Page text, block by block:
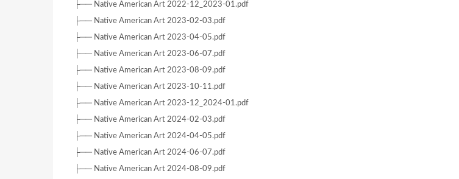
├── Native American Art 2022-12_2023-01.pdf
├── Native American Art 2023-02-03.pdf
├── Native American Art 2023-04-05.pdf
├── Native American Art 2023-06-07.pdf
├── Native American Art 2023-08-09.pdf
├── Native American Art 2023-10-11.pdf
├── Native American Art 2023-12_2024-01.pdf
├── Native American Art 2024-02-03.pdf
├── Native American Art 2024-04-05.pdf
├── Native American Art 2024-06-07.pdf
├── Native American Art 2024-08-09.pdf